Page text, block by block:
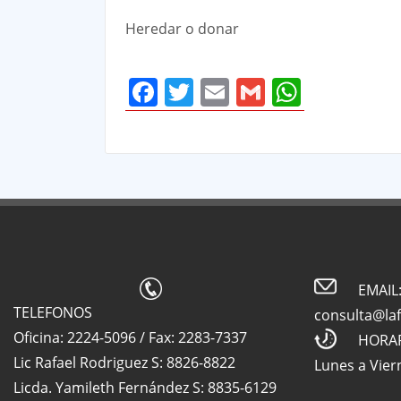
Heredar o donar
Facebook
Twitter
Email
Gmail
TELEFONOS
Oficina: 2224-5096 / Fax: 2283-7337
Lic Rafael Rodriguez S: 8826-8822
Licda. Yamileth Fernández S: 8835-6129
EMAIL:
Lunes a